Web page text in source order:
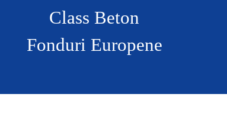
Class Beton
Fonduri Europene